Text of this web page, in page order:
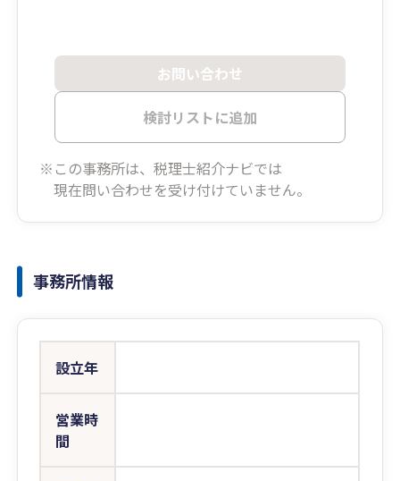
お問い合わせ
検討リストに追加
※この事務所は、税理士紹介ナビでは
現在問い合わせを受け付けていません。
事務所情報
設立年
営業時
間